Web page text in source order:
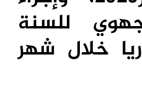
للسنة
خلال شهر